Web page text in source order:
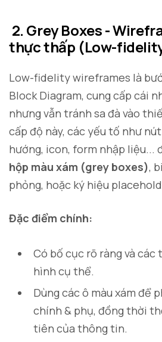
2. Grey Boxes -
thực thấp (Low-
Low-fidelity wireframes là
Block Diagram, cung cấp cái
nhưng vẫn tránh sa đà vào
cấp độ này, các yếu tố như
hướng, icon, form nhập liệu...
hộp màu xám (grey boxes),
phỏng, hoặc ký hiệu
Đặc điểm chính:
Có bố cục rõ ràng và các
hình cụ thể.
Dùng các ô màu xám để
chính & phụ, đồng thời
tiên của thông tin.